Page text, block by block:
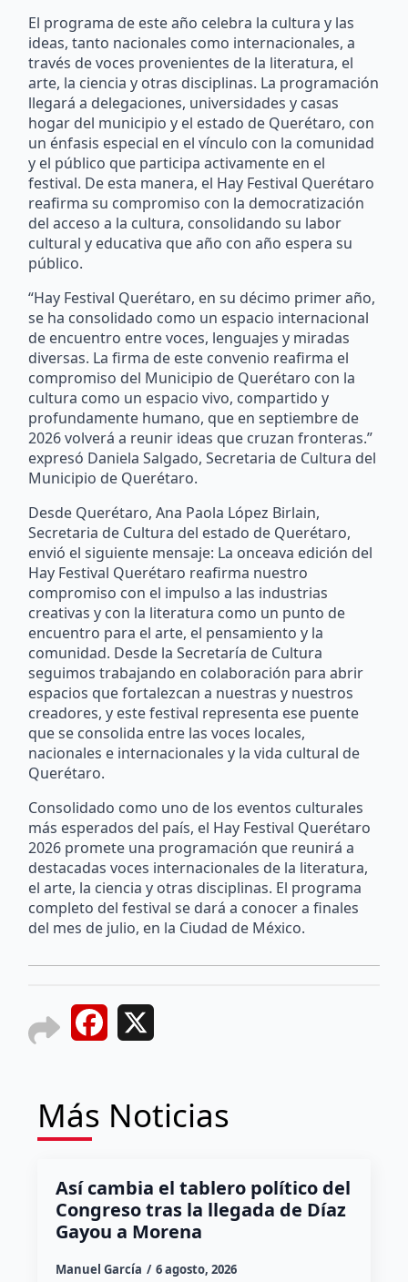
El programa de este año celebra la cultura y las
ideas, tanto nacionales como internacionales, a
través de voces provenientes de la literatura, el
arte, la ciencia y otras disciplinas. La programación
llegará a delegaciones, universidades y casas
hogar del municipio y el estado de Querétaro, con
un énfasis especial en el vínculo con la comunidad
y el público que participa activamente en el
festival. De esta manera, el Hay Festival Querétaro
reafirma su compromiso con la democratización
del acceso a la cultura, consolidando su labor
cultural y educativa que año con año espera su
público.
“Hay Festival Querétaro, en su décimo primer año,
se ha consolidado como un espacio internacional
de encuentro entre voces, lenguajes y miradas
diversas. La firma de este convenio reafirma el
compromiso del Municipio de Querétaro con la
cultura como un espacio vivo, compartido y
profundamente humano, que en septiembre de
2026 volverá a reunir ideas que cruzan fronteras.”
expresó Daniela Salgado, Secretaria de Cultura del
Municipio de Querétaro.
Desde Querétaro, Ana Paola López Birlain,
Secretaria de Cultura del estado de Querétaro,
envió el siguiente mensaje: La onceava edición del
Hay Festival Querétaro reafirma nuestro
compromiso con el impulso a las industrias
creativas y con la literatura como un punto de
encuentro para el arte, el pensamiento y la
comunidad. Desde la Secretaría de Cultura
seguimos trabajando en colaboración para abrir
espacios que fortalezcan a nuestras y nuestros
creadores, y este festival representa ese puente
que se consolida entre las voces locales,
nacionales e internacionales y la vida cultural de
Querétaro.
Consolidado como uno de los eventos culturales
más esperados del país, el Hay Festival Querétaro
2026 promete una programación que reunirá a
destacadas voces internacionales de la literatura,
el arte, la ciencia y otras disciplinas. El programa
completo del festival se dará a conocer a finales
del mes de julio, en la Ciudad de México.
Facebook
Más Noticias
Así cambia el tablero político del
Congreso tras la llegada de Díaz
Gayou a Morena
Manuel García 6 agosto, 2026